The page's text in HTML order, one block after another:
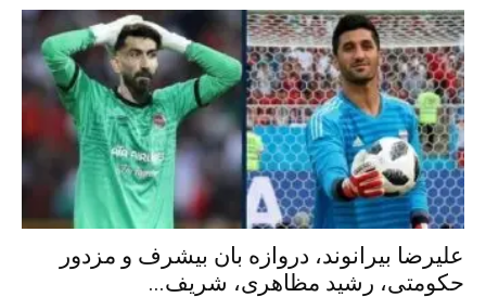
علیرضا بیرانوند، دروازه بان بیشرف و مزدور
حکومتی، رشید مظاهری، شریف...